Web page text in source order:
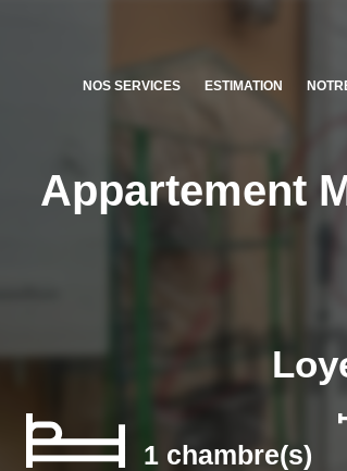
NOS SERVICES ESTIMATION
Appartement
1 chambre(s)